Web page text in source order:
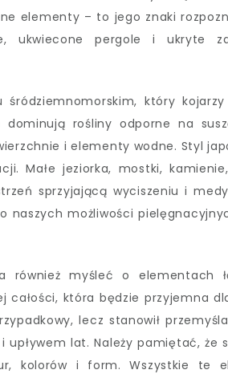
elementy – to jego znaki
ukwiecone pergole i ukryte
który
dominują rośliny odporne na
i elementy wodne. Styl
Małe jeziorka, mostki,
sprzyjającą wyciszeniu i
naszych możliwości
również myśleć o elementach
całości, która będzie przyjemna
lecz stanowił
upływem lat. Należy pamiętać,
kolorów i form. Wszystkie te